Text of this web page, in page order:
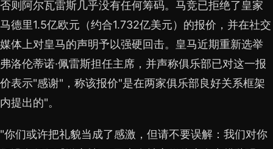
否则阿尔瓦雷斯几乎没有任何筹码。马竞已拒绝了皇家
马德里1.5亿欧元（约合1.732亿美元）的报价，并在社交
媒体上对皇马的声明予以强硬回击。皇马近期重新选举
弗洛伦蒂诺·佩雷斯担任主席，并声称俱乐部已对这一报
价表示"感谢"，称该报价"是在两家俱乐部良好关系框架
内提出的"。
"你们或许把礼貌当成了感激，但请不要误解：我们对你